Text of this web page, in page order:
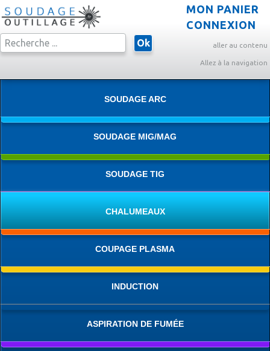
aller au contenu
Allez à la navigation
CONNEXION
MON PANIER
Ok
SOUDAGE ARC
SOUDAGE MIG/MAG
SOUDAGE TIG
CHALUMEAUX
COUPAGE PLASMA
INDUCTION
ASPIRATION DE FUMÉE